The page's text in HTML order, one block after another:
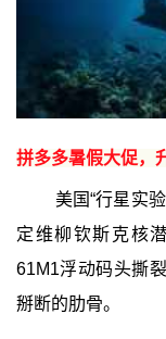
拼多多暑假大促，
美国“行星实
定维柳钦斯克核
61M1浮动码头撕
掰断的肋骨。